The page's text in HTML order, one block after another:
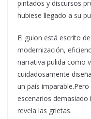
pintados y discursos
hubiese llegado a su
El guion está escrito
modernización,
narrativa pulida como
cuidadosamente
un país
escenarios demasiado
revela las grietas.